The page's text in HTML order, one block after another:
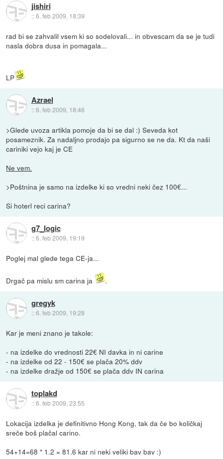
jishiri
::6. feb 2009, 18:39
rad bi se zahvalil vsem ki so sodelovali... in obvescam da se je tudi
nasla dobra dusa in pomagala...
LP
Azrael
::6. feb 2009, 18:46
>Glede uvoza artikla pomoje da bi se dal :) Seveda kot
posameznik. Za nadaljno prodajo pa sigurno se ne da. Kt da naši
cariniki vejo kaj je CE
Ne vem.
>Poštnina je samo na izdelke ki so vredni neki čez 100€...
Si hoterl reci carina?
g7_logic
::6. feb 2009, 19:19
Poglej mal glede tega CE-ja...
Drgač pa mislu sm carina ja .
gregyk
::6. feb 2009, 19:28
Kar je meni znano je takole:
- na izdelke do vrednosti 22€ NI davka in ni carine
- na izdelke od 22 - 150€ se plača 20% ddv
- na izdelke dražje od 150€ se plača ddv IN carina
toplakd
::6. feb 2009, 23:55
Lokacija izdelka je definitivno Hong Kong, tak da če bo količkaj
sreče boš plačal carino.
54+14=68 * 1.2 = 81.6 kar ni neki veliki bav bav :)